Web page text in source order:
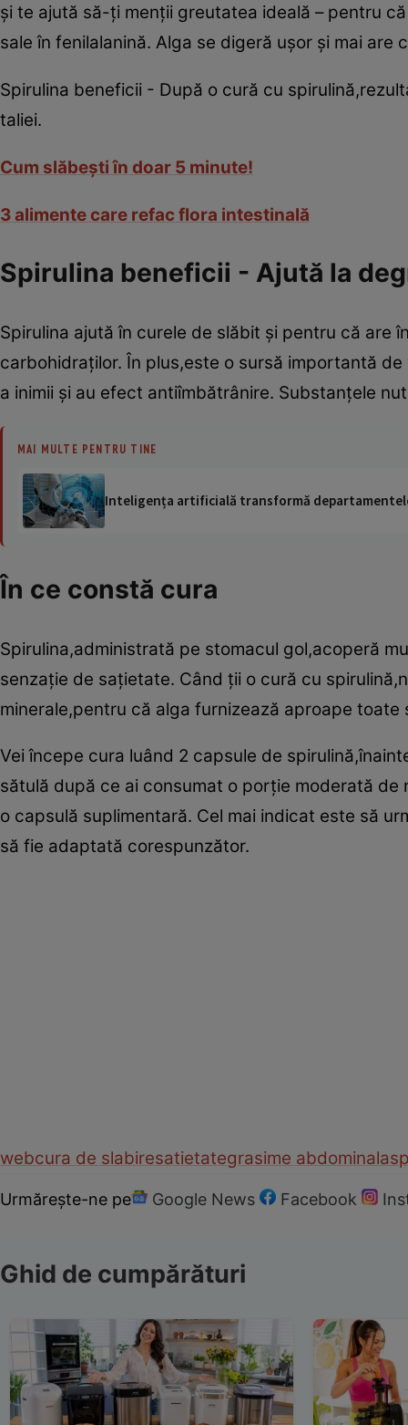
şi te ajută să-ţi menţii greutatea ideală – pentru
sale în fenilalanină. Alga se digeră uşor şi mai
Spirulina beneficii - După o cură cu
taliei.
Cum slăbeşti în doar 5 minute!
3 alimente care refac flora intestinală
Spirulina beneficii - Ajută la
Spirulina ajută în curele de slăbit şi pentru că are
carbohidraţilor. În plus,este o sursă importantă
a inimii şi au efect antiîmbătrânire. Substanţele
MAI MULTE PENTRU TINE
Inteligența artificială transformă
În ce constă cura
Spirulina,administrată pe stomacul gol,acoperă
senzaţie de saţietate. Când ţii o cură cu
minerale,pentru că alga furnizează aproape
Vei începe cura luând 2 capsule de
sătulă după ce ai consumat o porţie moderată
o capsulă suplimentară. Cel mai indicat este să
să fie adaptată corespunzător.
webcura de slabiresatietategrasime abdominala
Urmărește-ne pe Google News Facebook
Ghid de cumpărături